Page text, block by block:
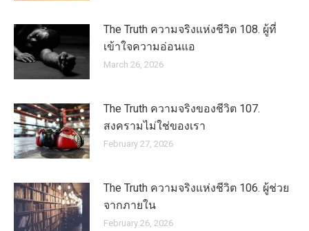
The Truth ความจริงแห่งชีวิต 108. ผู้ที่
เข้าใจความอ่อนแอ
March 26, 2026
The Truth ความจริงของชีวิต 107.
สงครามไม่ใช่ของเรา
February 27, 2026
The Truth ความจริงแห่งชีวิต 106. ผู้ช่วย
จากภายใน
February 26, 2026